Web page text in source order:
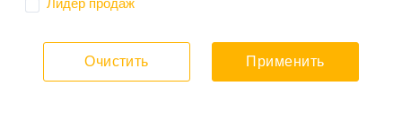
Лидер продаж
Очистить Применить